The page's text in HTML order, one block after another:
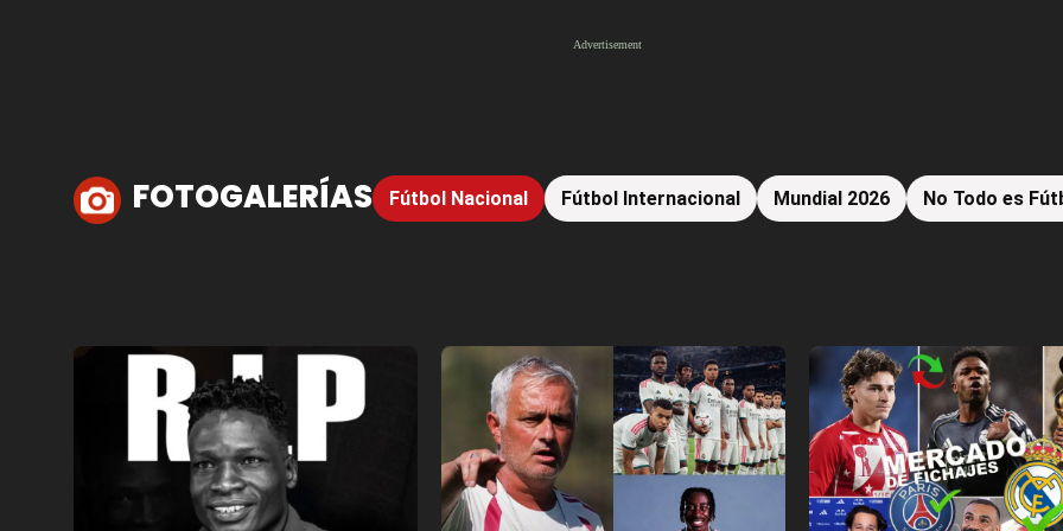
FOTOGALERÍAS Fútbol Nacional Fútbol Internacional Mundial 2026 No Todo es